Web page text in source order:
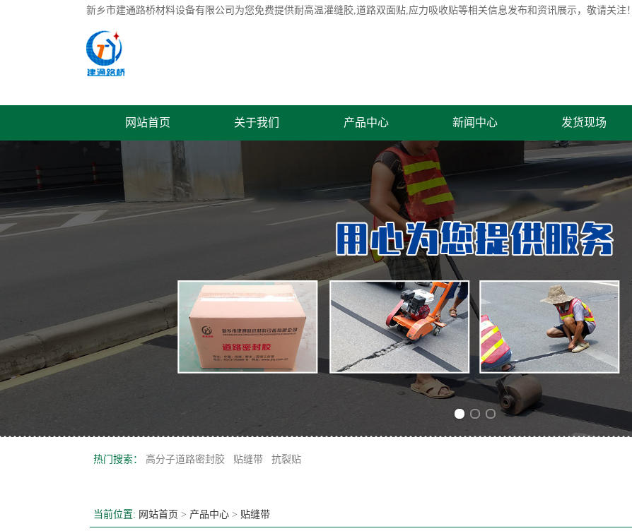
新乡市建通路桥材料设备有限公司为您免费提供耐高温灌缝胶,道路双面贴,应力吸收贴等相关信息发布和资讯展示，敬请关注！
网站首页 关于我们 产品中心 新闻中心 发货现场
热门搜索： 高分子道路密封胶 贴缝带 抗裂贴
当前位置: 网站首页 > 产品中心 > 贴缝带